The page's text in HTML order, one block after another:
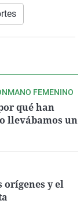
FEMENINO
qué han
llevábamos un
orígenes y el